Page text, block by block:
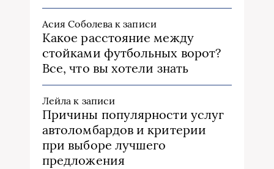
Асия Соболева к записи
Какое расстояние между
стойками футбольных ворот?
Все, что вы хотели знать
Лейла к записи
Причины популярности услуг
автоломбардов и критерии
при выборе лучшего
предложения